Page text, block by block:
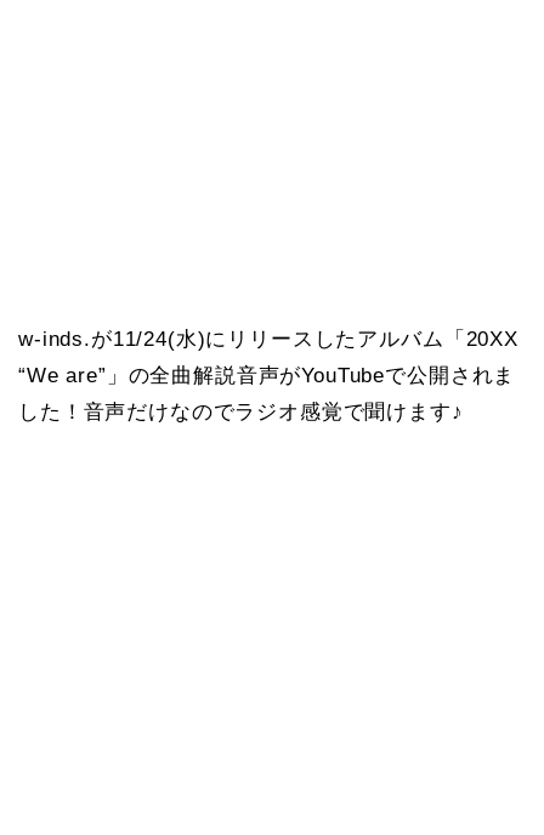
w-inds.が11/24(水)にリリースしたアルバム「20XX
“We are”」の全曲解説音声がYouTubeで公開されま
した！音声だけなのでラジオ感覚で聞けます♪